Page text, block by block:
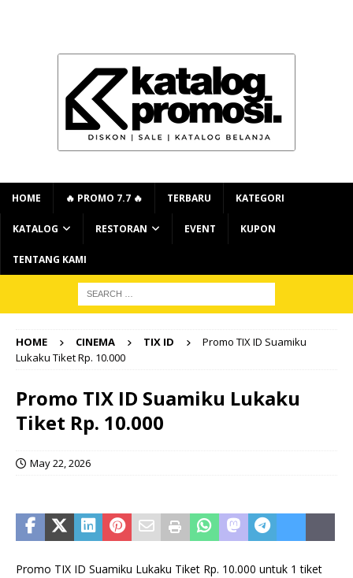
HOME 🔥 PROMO 7.7 🔥 TERBARU KATEGORI
KATALOG RESTORAN EVENT KUPON
TENTANG KAMI
HOME CINEMA TIX ID
Promo TIX ID Suamiku
Lukaku Tiket Rp. 10.000
Promo TIX ID Suamiku Lukaku
Tiket Rp. 10.000
May 22, 2026
Promo TIX ID Suamiku Lukaku Tiket Rp. 10.000 untuk 1 tiket